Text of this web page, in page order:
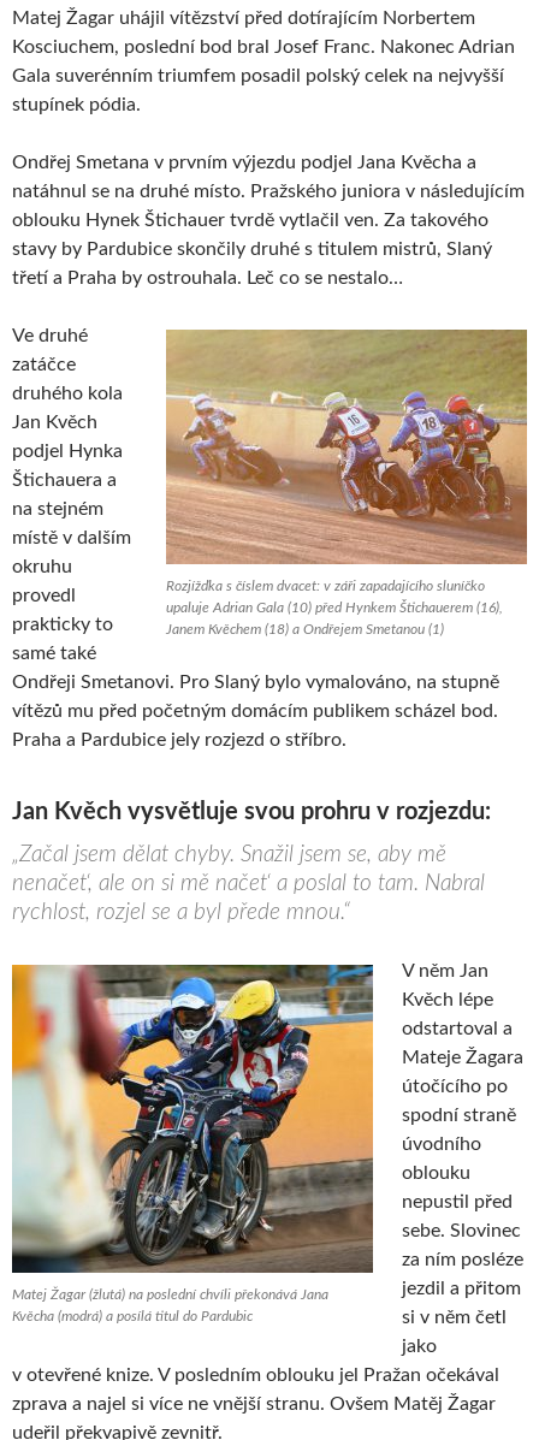
Matej Žagar uhájil vítězství před dotírajícím Norbertem
Kosciuchem, poslední bod bral Josef Franc. Nakonec Adrian
Gala suverénním triumfem posadil polský celek na nejvyšší
stupínek pódia.
Ondřej Smetana v prvním výjezdu podjel Jana Kvěcha a
natáhnul se na druhé místo. Pražského juniora v následujícím
oblouku Hynek Štichauer tvrdě vytlačil ven. Za takového
stavy by Pardubice skončily druhé s titulem mistrů, Slaný
třetí a Praha by ostrouhala. Leč co se nestalo…
Rozjížďka s číslem dvacet: v záři zapadajícího sluníčko
upaluje Adrian Gala (10) před Hynkem Štichauerem (16),
Janem Kvěchem (18) a Ondřejem Smetanou (1)
Ve druhé
zatáčce
druhého kola
Jan Kvěch
podjel Hynka
Štichauera a
na stejném
místě v dalším
okruhu
provedl
prakticky to
samé také
Ondřeji Smetanovi. Pro Slaný bylo vymalováno, na stupně
vítězů mu před početným domácím publikem scházel bod.
Praha a Pardubice jely rozjezd o stříbro.
Jan Kvěch vysvětluje svou prohru v rozjezdu:
„Začal jsem dělat chyby. Snažil jsem se, aby mě
nenačet‘, ale on si mě načet‘ a poslal to tam. Nabral
rychlost, rozjel se a byl přede mnou.“
Matej Žagar (žlutá) na poslední chvíli překonává Jana
Kvěcha (modrá) a posílá titul do Pardubic
V něm Jan
Kvěch lépe
odstartoval a
Mateje Žagara
útočícího po
spodní straně
úvodního
oblouku
nepustil před
sebe. Slovinec
za ním posléze
jezdil a přitom
si v něm četl
jako
v otevřené knize. V posledním oblouku jel Pražan očekával
zprava a najel si více ne vnější stranu. Ovšem Matěj Žagar
udeřil překvapivě zevnitř.